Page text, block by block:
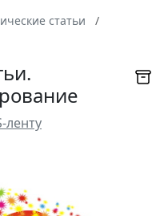
статьи
ленту